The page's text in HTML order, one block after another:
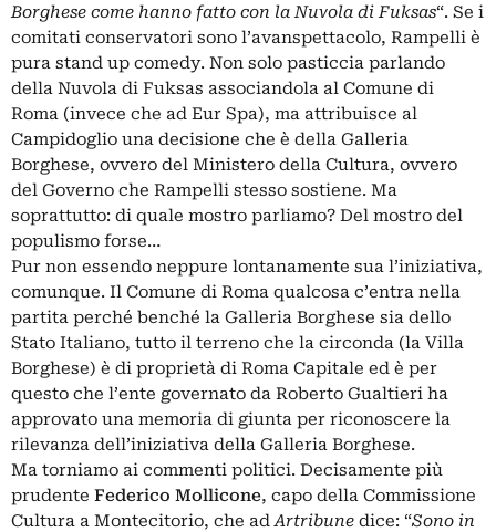
Borghese come hanno fatto con la Nuvola di Fuksas“. Se i
comitati conservatori sono l’avanspettacolo, Rampelli è
pura stand up comedy. Non solo pasticcia parlando
della Nuvola di Fuksas associandola al Comune di
Roma (invece che ad Eur Spa), ma attribuisce al
Campidoglio una decisione che è della Galleria
Borghese, ovvero del Ministero della Cultura, ovvero
del Governo che Rampelli stesso sostiene. Ma
soprattutto: di quale mostro parliamo? Del mostro del
populismo forse…
Pur non essendo neppure lontanamente sua l’iniziativa,
comunque. Il Comune di Roma qualcosa c’entra nella
partita perché benché la Galleria Borghese sia dello
Stato Italiano, tutto il terreno che la circonda (la Villa
Borghese) è di proprietà di Roma Capitale ed è per
questo che l’ente governato da Roberto Gualtieri ha
approvato una memoria di giunta per riconoscere la
rilevanza dell’iniziativa della Galleria Borghese.
Ma torniamo ai commenti politici. Decisamente più
prudente Federico Mollicone, capo della Commissione
Cultura a Montecitorio, che adArtribune dice: “Sono in